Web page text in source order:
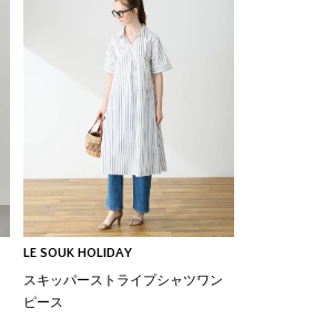
LE SOUK HOLIDAY
スキッパーストライプシャツワン
ピース